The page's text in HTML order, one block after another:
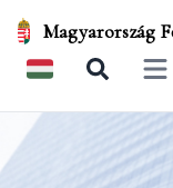
Magyarország